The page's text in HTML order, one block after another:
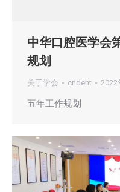
中华口腔医学会
规划
关于学会 cndent 2022
五年工作规划